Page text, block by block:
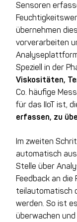
Sensoren
übernehmen
vorverarbeiten
Speziell in der
Viskositäten,
Co. häufige
für das IIoT ist,
erfassen, zu
Im zweiten
automatisch
Stelle über
Feedback an die
teilautomatisch
werden. So ist
überwachen